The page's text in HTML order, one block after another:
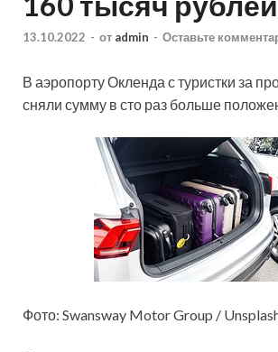
13.10.2022 - от admin - Оставьте
В аэропорту Окленда с туристки за
сняли сумму в сто раз больше
Фото: Swansway Motor Group /